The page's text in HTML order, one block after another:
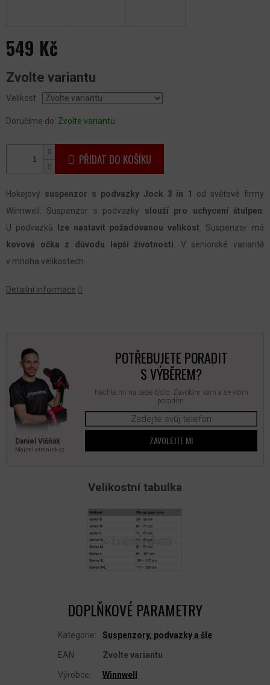
549 Kč
cena:
Zvolte variantu
Velikost
Doručíme do: Zvolte variantu
PŘIDAT DO KOŠÍKU
Hokejový suspenzor s podvazky Jock 3 in 1
od světové firmy
Winnwell. Suspenzor s podvazky slouží pro uchycení štulpen
U podvazků lze nastavit požadovanou velikost . Suspenzor má
kovová očka z důvodu lepší životnosti . V seniorské variantě
v mnoha velikostech.
Detailní informace
Daniel Višňák
Majitel x‑trenink.cz
POTŘEBUJETE PORADIT
S VÝBĚREM?
Nechte mi na sebe číslo. Zavolám vám a se vším
poradím.
ZAVOLEJTE MI
Velikostní tabulka
DOPLŇKOVÉ PARAMETRY
Kategorie: Suspenzory, podvazky a šle
EAN: Zvolte variantu
Výrobce: Winnwell